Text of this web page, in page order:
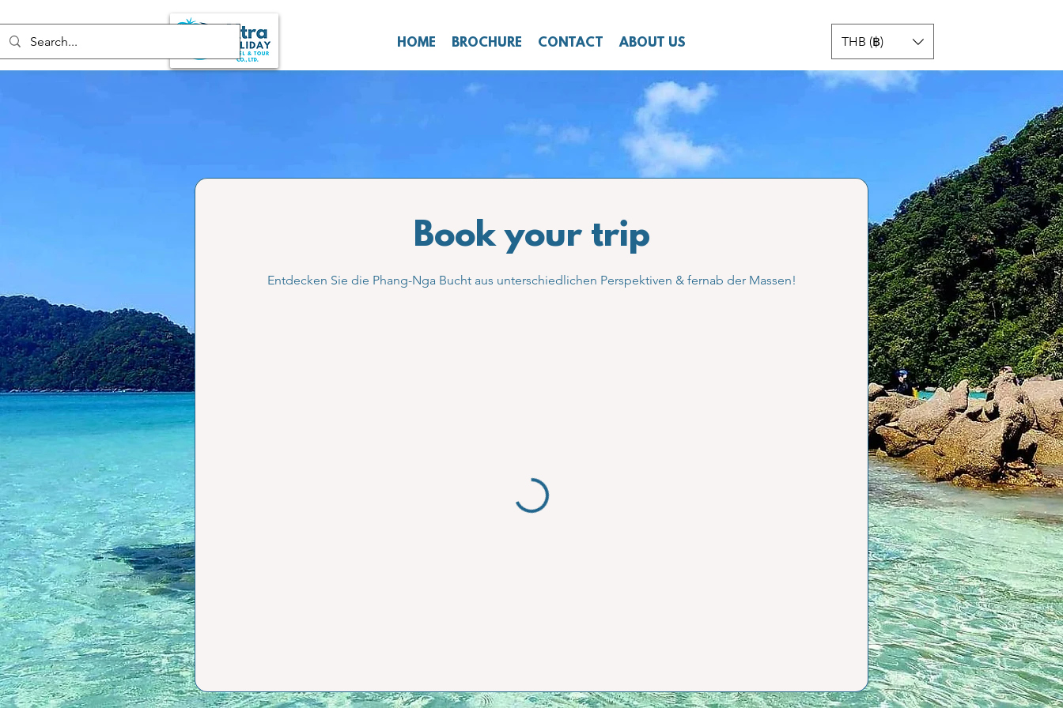
HOME BROCHURE CONTACT ABOUT US THB (฿)
Book your trip
Entdecken Sie die Phang-Nga Bucht aus unterschiedlichen Perspektiven & fernab der Massen!